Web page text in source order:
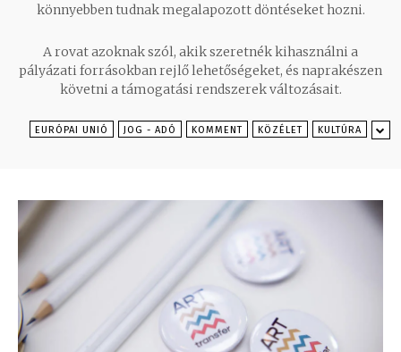
könnyebben tudnak megalapozott döntéseket hozni.
A rovat azoknak szól, akik szeretnék kihasználni a
pályázati forrásokban rejlő lehetőségeket, és naprakészen
követni a támogatási rendszerek változásait.
EURÓPAI UNIÓ JOG - ADÓ KOMMENT KÖZÉLET KULTÚRA